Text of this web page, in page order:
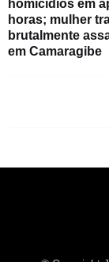
homicídios em
horas; mulher
brutalmente
em Camaragibe